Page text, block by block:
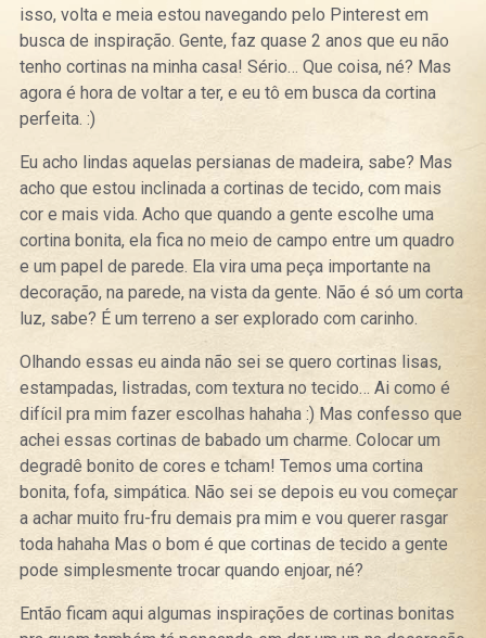
isso, volta e meia estou navegando pelo Pinterest em
busca de inspiração. Gente, faz quase 2 anos que eu não
tenho cortinas na minha casa! Sério… Que coisa, né? Mas
agora é hora de voltar a ter, e eu tô em busca da cortina
perfeita. :)
Eu acho lindas aquelas persianas de madeira, sabe? Mas
acho que estou inclinada a cortinas de tecido, com mais
cor e mais vida. Acho que quando a gente escolhe uma
cortina bonita, ela fica no meio de campo entre um quadro
e um papel de parede. Ela vira uma peça importante na
decoração, na parede, na vista da gente. Não é só um corta
luz, sabe? É um terreno a ser explorado com carinho.
Olhando essas eu ainda não sei se quero cortinas lisas,
estampadas, listradas, com textura no tecido… Ai como é
difícil pra mim fazer escolhas hahaha :) Mas confesso que
achei essas cortinas de babado um charme. Colocar um
degradê bonito de cores e tcham! Temos uma cortina
bonita, fofa, simpática. Não sei se depois eu vou começar
a achar muito fru-fru demais pra mim e vou querer rasgar
toda hahaha Mas o bom é que cortinas de tecido a gente
pode simplesmente trocar quando enjoar, né?
Então ficam aqui algumas inspirações de cortinas bonitas